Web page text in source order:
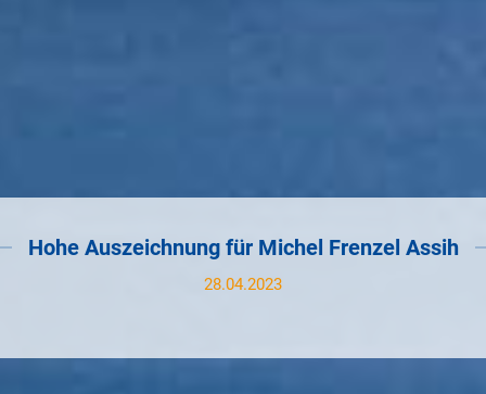
Hohe Auszeichnung für Michel Frenzel Assih
28.04.2023